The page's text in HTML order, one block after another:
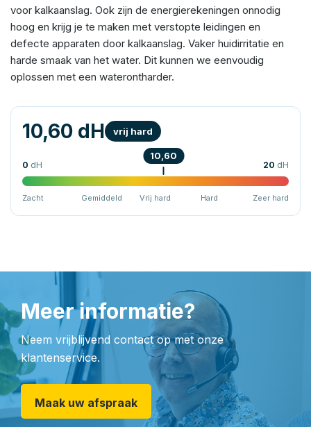
voor kalkaanslag. Ook zijn de energierekeningen onnodig
hoog en krijg je te maken met verstopte leidingen en
defecte apparaten door kalkaanslag. Vaker huidirritatie en
harde smaak van het water. Dit kunnen we eenvoudig
oplossen met een waterontharder.
10,60 dH vrij hard
0 dH 20 dH
10,60
Zacht Gemiddeld Vrij hard Hard Zeer hard
Meer informatie?
Neem vrijblijvend contact op met onze
klantenservice.
Maak uw afspraak